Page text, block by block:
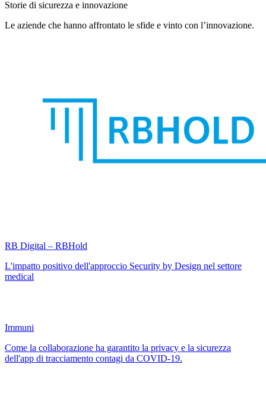
Storie di sicurezza e innovazione
Le aziende che hanno affrontato le sfide e vinto con l’innovazione.
RB Digital – RBHold
L'impatto positivo dell'approccio Security by Design nel settore
medical
Immuni
Come la collaborazione ha garantito la privacy e la sicurezza
dell'app di tracciamento contagi da COVID-19.